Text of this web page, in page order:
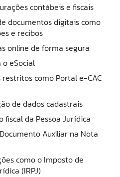
contábeis e fiscais
documentos digitais como
e recibos
online de forma segura
o eSocial
como Portal e-CAC
de dados cadastrais
fiscal da Pessoa Jurídica
Auxiliar na Nota
como o Imposto de
(IRPJ)